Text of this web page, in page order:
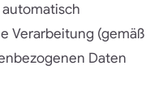
Verarbeitung (gemäß
Daten